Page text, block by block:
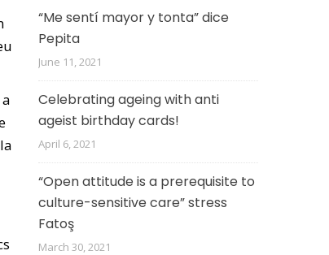
“Me sentí mayor y tonta” dice
Pepita
June 11, 2021
Celebrating ageing with anti
ageist birthday cards!
April 6, 2021
“Open attitude is a prerequisite to
culture-sensitive care” stress
Fatoş
March 30, 2021